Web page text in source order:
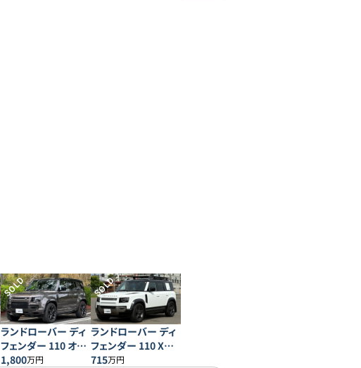
SOLD
ランドローバー ディ
フェンダー 110 オク
タ
1,800万円
SOLD
ランドローバー ディ
フェンダー 110 Xダ
イナミック SE D300
715万円